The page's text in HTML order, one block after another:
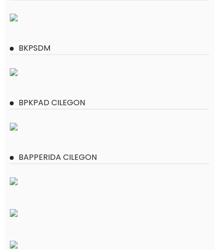
BKPSDM
BPKPAD CILEGON
BAPPERIDA CILEGON